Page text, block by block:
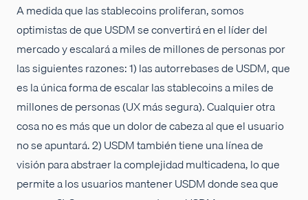
A medida que las stablecoins proliferan, somos
optimistas de que USDM se convertirá en el líder del
mercado y escalará a miles de millones de personas por
las siguientes razones: 1) las autorrebases de USDM, que
es la única forma de escalar las stablecoins a miles de
millones de personas (UX más segura). Cualquier otra
cosa no es más que un dolor de cabeza al que el usuario
no se apuntará. 2) USDM también tiene una línea de
visión para abstraer la complejidad multicadena, lo que
permite a los usuarios mantener USDM donde sea que